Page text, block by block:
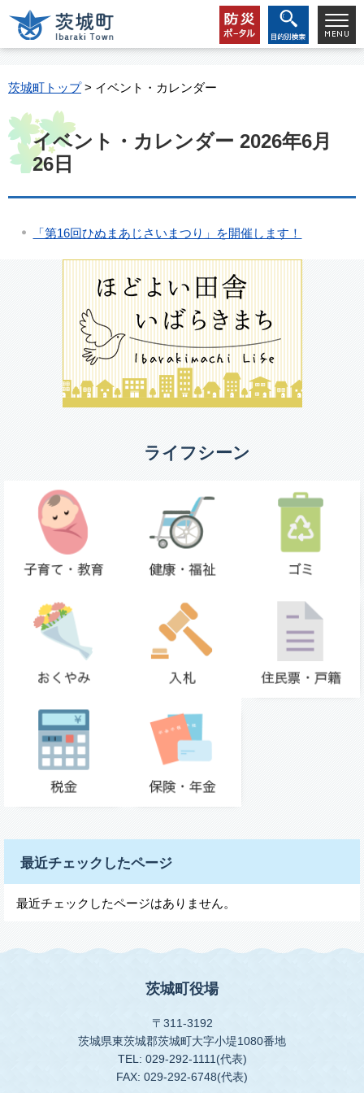
茨城町トップ> イベント・カレンダー
イベント・カレンダー 2026年6月
26日
「第16回ひぬまあじさいまつり」を開催します！
ライフシーン
最近チェックしたページ
最近チェックしたページはありません。
茨城町役場
〒311-3192
茨城県東茨城郡茨城町大字小堤1080番地
TEL: 029-292-1111(代表)
FAX: 029-292-6748(代表)